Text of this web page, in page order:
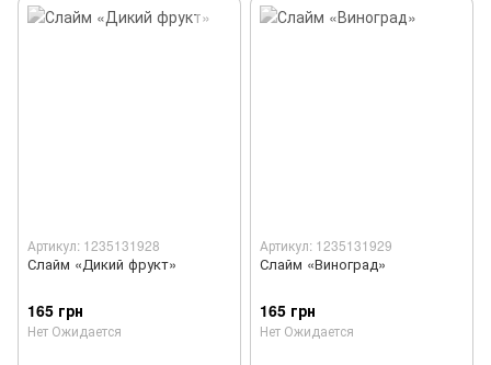
Артикул: 1235131928
Слайм «Дикий фрукт»
165 грн
Нет Ожидается
Артикул: 1235131929
Слайм «Виноград»
165 грн
Нет Ожидается